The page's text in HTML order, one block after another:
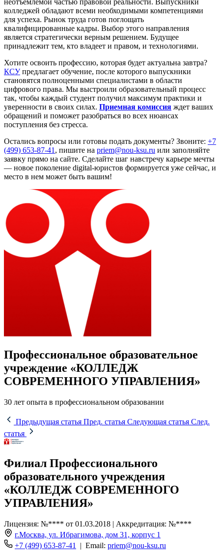
неотъемлемой частью правовой реальности. Выпускники
колледжей обладают всеми необходимыми компетенциями
для успеха. Рынок труда готов поглощать
квалифицированные кадры. Выбор этого направления
является стратегически верным решением. Будущее
принадлежит тем, кто владеет и правом, и технологиями.
Хотите освоить профессию, которая будет актуальна завтра?
КСУпредлагает обучение, после которого выпускники
становятся полноценными специалистами в области
цифрового права. Мы выстроили образовательный процесс
так, чтобы каждый студент получил максимум практики и
уверенности в своих силах. Приемная комиссия ждет ваших
обращений и поможет разобраться во всех нюансах
поступления без стресса.
Остались вопросы или готовы подать документы? Звоните: +7
(499) 653-87-41 , пишите на priem@nou-ksu.ru или заполняйте
заявку прямо на сайте. Сделайте шаг навстречу карьере мечты
— новое поколение digital-юристов формируется уже сейчас, и
место в нем может быть вашим!
Профессиональное образовательное
учреждение «КОЛЛЕДЖ
СОВРЕМЕННОГО УПРАВЛЕНИЯ»
30 лет опыта в профессиональном образовании
Предыдущая статья Пред. статья Следующая статья След.
статья
Филиал Профессионального
образовательного учреждения
«КОЛЛЕДЖ СОВРЕМЕННОГО
УПРАВЛЕНИЯ»
Лицензия: №**** от 01.03.2018 | Аккредитация: №****
г.Москва, ул. Ибрагимова, дом 31, корпус 1
+7 (499) 653-87-41
| Email: priem@nou-ksu.ru